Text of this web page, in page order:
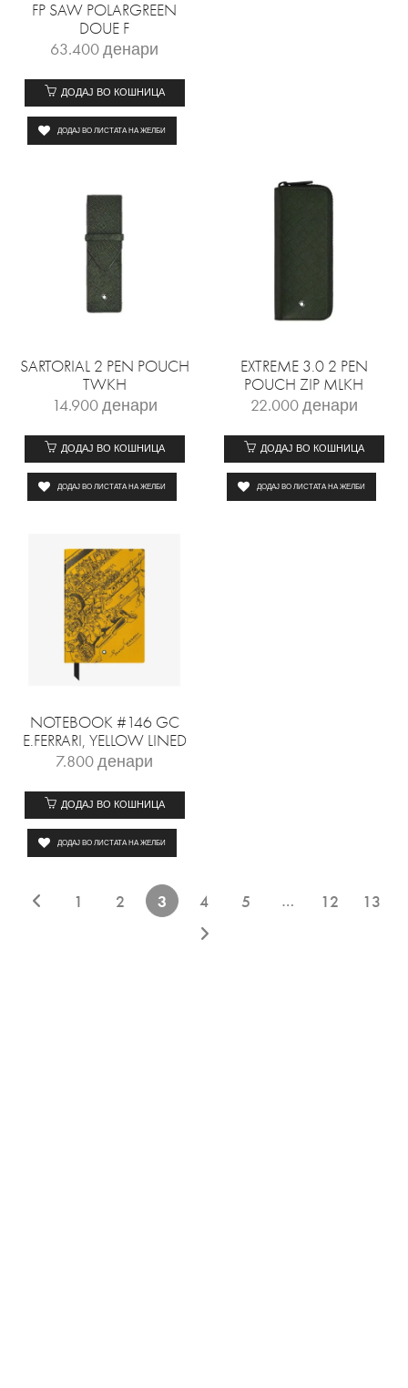
FP SAW POLARGREEN
DOUE F
63.400денари
ДОДАЈ ВО КОШНИЦА
ДОДАЈ ВО ЛИСТАТА НА ЖЕЛБИ
SARTORIAL 2 PEN POUCH
TWKH
14.900денари
ДОДАЈ ВО КОШНИЦА
ДОДАЈ ВО ЛИСТАТА НА ЖЕЛБИ
EXTREME 3.0 2 PEN
POUCH ZIP MLKH
22.000денари
ДОДАЈ ВО КОШНИЦА
ДОДАЈ ВО ЛИСТАТА НА ЖЕЛБИ
NOTEBOOK #146 GC
E.FERRARI, YELLOW LINED
7.800денари
ДОДАЈ ВО КОШНИЦА
ДОДАЈ ВО ЛИСТАТА НА ЖЕЛБИ
1 2 3 4 5 … 12 13